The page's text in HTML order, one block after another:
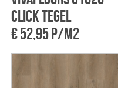
click tegel
€ 52,95 p/m2